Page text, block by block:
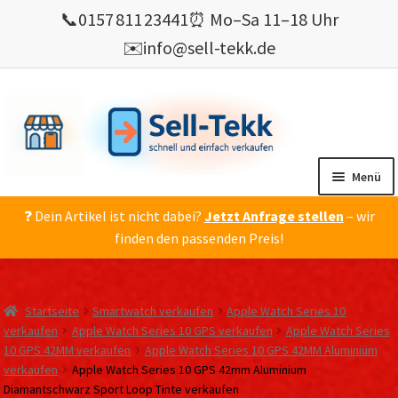
📞0157 811 23441⏰ Mo–Sa 11–18 Uhr
✉️info@sell-tekk.de
springen
springen
Menü
Mein Konto
Gebrauchte Elektronik verkaufen
💰 Bonusprogramm
Wie’s geht ?
❓ Dein Artikel ist nicht dabei? Jetzt Anfrage stellen – wir
finden den passenden Preis!
Startseite Smartwatch verkaufen
Apple Watch Series 10
verkaufen
Apple Watch Series 10 GPS verkaufen
Apple Watch Series
10 GPS 42MM verkaufen
Apple Watch Series 10 GPS 42MM Aluminium
verkaufen
Apple Watch Series 10 GPS 42mm Aluminium
Diamantschwarz Sport Loop Tinte verkaufen